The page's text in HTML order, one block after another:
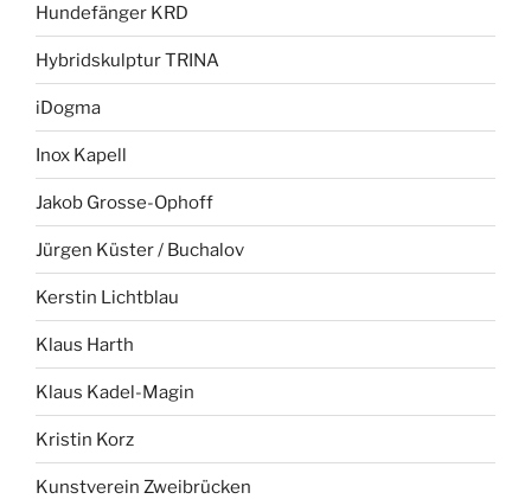
Hundefänger KRD
Hybridskulptur TRINA
iDogma
Inox Kapell
Jakob Grosse-Ophoff
Jürgen Küster / Buchalov
Kerstin Lichtblau
Klaus Harth
Klaus Kadel-Magin
Kristin Korz
Kunstverein Zweibrücken